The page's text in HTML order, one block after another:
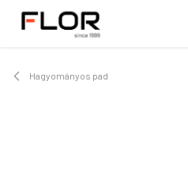
Hagyományos pad